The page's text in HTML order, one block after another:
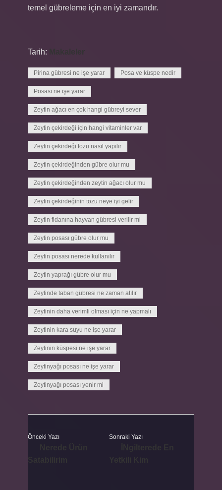
temel gübreleme için en iyi zamandır.
Tarih:
Pirina gübresi ne işe yarar Posa ve küspe nedir
Posası ne işe yarar
Zeytin ağacı en çok hangi gübreyi sever
Zeytin çekirdeği için hangi vitaminler var
Zeytin çekirdeği tozu nasıl yapılır
Zeytin çekirdeğinden gübre olur mu
Zeytin çekirdeğinden zeytin ağacı olur mu
Zeytin çekirdeğinin tozu neye iyi gelir
Zeytin fidanına hayvan gübresi verilir mi
Zeytin posası gübre olur mu
Zeytin posası nerede kullanılır
Zeytin yaprağı gübre olur mu
Zeytinde taban gübresi ne zaman atılır
Zeytinin daha verimli olması için ne yapmalı
Zeytinin kara suyu ne işe yarar
Zeytinin küspesi ne işe yarar
Zeytinyağı posası ne işe yarar
Zeytinyağı posası yenir mi
Önceki Yazı Sonraki Yazı